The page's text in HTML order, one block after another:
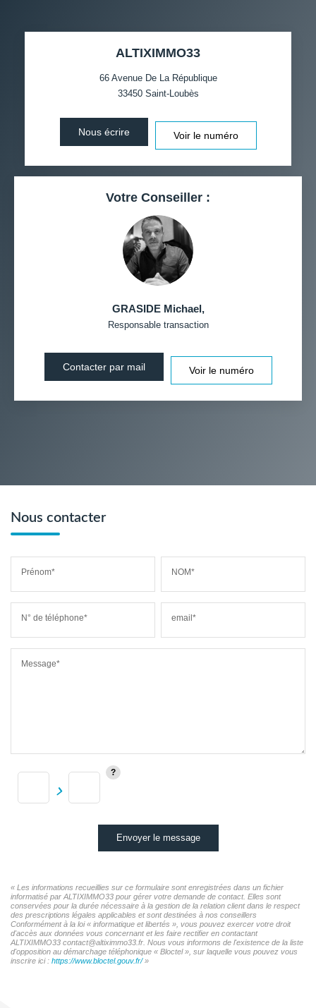
PART DES MÉNAGES SANS
VOITURE
ECOLES ET CRÈCHES
ALTIXIMMO33
66 Avenue De La République
33450 Saint-Loubès
Nous écrire Voir le numéro
Votre Conseiller :
GRASIDE Michael,
Responsable transaction
Contacter par mail Voir le numéro
Nous contacter
Prénom* NOM*
N° de téléphone* email*
Message*
Envoyer le message
« Les informations recueillies sur ce formulaire sont enregistrées dans un fichier
informatisé par ALTIXIMMO33 pour gérer votre demande de contact. Elles sont
conservées pour la durée nécessaire à la gestion de la relation client dans le respect
des prescriptions légales applicables et sont destinées à nos conseillers
Conformément à la loi « informatique et libertés », vous pouvez exercer votre droit
d'accès aux données vous concernant et les faire rectifier en contactant
ALTIXIMMO33 contact@altiximmo33.fr. Nous vous informons de l'existence de la liste
d'opposition au démarchage téléphonique « Bloctel », sur laquelle vous pouvez vous
inscrire ici : https://www.bloctel.gouv.fr/»